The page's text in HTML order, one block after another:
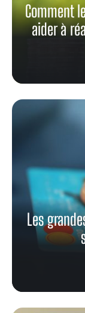
Comment
aider à
Les